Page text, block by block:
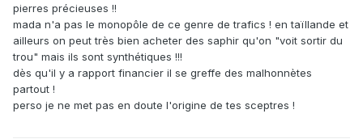
pierres précieuses !!
mada n'a pas le monopôle de ce genre de trafics ! en taïllande et
ailleurs on peut très bien acheter des saphir qu'on "voit sortir du
trou" mais ils sont synthétiques !!!
dès qu'il y a rapport financier il se greffe des malhonnètes
partout !
perso je ne met pas en doute l'origine de tes sceptres !